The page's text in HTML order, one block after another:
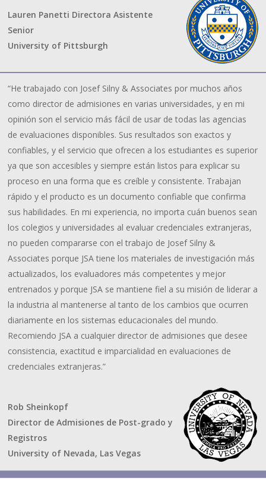
Lauren Panetti Directora Asistente
Senior
University of Pittsburgh
“He trabajado con Josef Silny & Associates por muchos años
como director de admisiones en varias universidades, y en mi
opinión son el servicio más fácil de usar de todas las agencias
de evaluaciones disponibles. Sus resultados son exactos y
confiables, y el servicio que ofrecen a los estudiantes es superior
ya que son accesibles y siempre están listos para explicar su
proceso en una forma que es creíble y consistente. Trabajan
rápido y el producto es un documento confiable que confirma
sus habilidades. En mi experiencia, no importa cuán buenos sean
los colegios y universidades al evaluar credenciales extranjeras,
no pueden compararse con el trabajo de Josef Silny &
Associates porque JSA tiene los materiales de investigación más
actualizados, los evaluadores más competentes y mejor
entrenados y porque JSA se mantiene fiel a su misión de liderar a
la industria al mantenerse al tanto de los cambios que ocurren
diariamente en los sistemas educacionales del mundo.
Recomiendo JSA a cualquier director de admisiones que desee
consistencia, exactitud e imparcialidad en evaluaciones de
credenciales extranjeras.”
Rob Sheinkopf
Director de Admisiones de Post-grado y
Registros
University of Nevada, Las Vegas